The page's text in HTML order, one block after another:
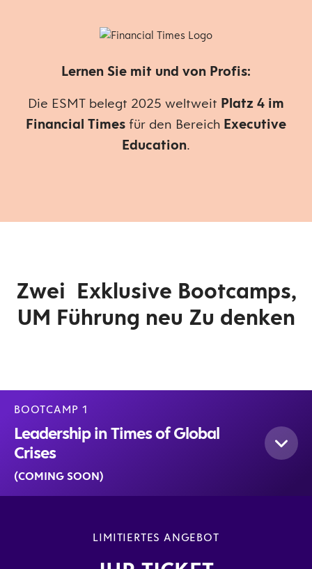
Lernen Sie mit und von Profis:
Die ESMT belegt 2025 weltweit Platz 4 im
Financial Times für den Bereich Executive
Education.
Zwei Exklusive Bootcamps,
UM Führung neu Zu denken
BOOTCAMP 1
Leadership in Times of Global
Crises
(COMING SOON)
LIMITIERTES ANGEBOT